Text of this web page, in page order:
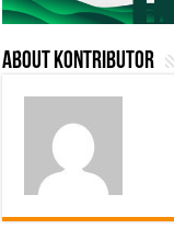
About Kontributor